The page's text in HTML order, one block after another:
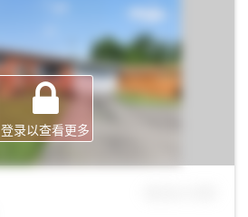
登录以查看更多